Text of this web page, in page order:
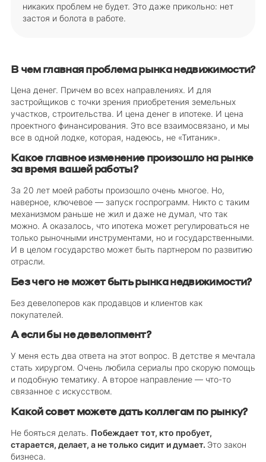
никаких проблем не будет. Это даже прикольно: нет
застоя и болота в работе.
В чем главная проблема рынка недвижимости?
Цена денег. Причем во всех направлениях. И для
застройщиков с точки зрения приобретения земельных
участков, строительства. И цена денег в ипотеке. И цена
проектного финансирования. Это все взаимосвязано, и мы
все в одной лодке, которая, надеюсь, не «Титаник».
Какое главное изменение произошло на рынке
за время вашей работы?
За 20 лет моей работы произошло очень многое. Но,
наверное, ключевое — запуск госпрограмм. Никто с таким
механизмом раньше не жил и даже не думал, что так
можно. А оказалось, что ипотека может регулироваться не
только рыночными инструментами, но и государственными.
И в целом государство может быть партнером по развитию
отрасли.
Без чего не может быть рынка недвижимости?
Без девелоперов как продавцов и клиентов как
покупателей.
А если бы не девелопмент?
У меня есть два ответа на этот вопрос. В детстве я мечтала
стать хирургом. Очень любила сериалы про скорую помощь
и подобную тематику. А второе направление — что-то
связанное с искусством.
Какой совет можете дать коллегам по рынку?
Не бояться делать. Побеждает тот, кто пробует,
старается, делает, а не только сидит и думает. Это закон
бизнеса.